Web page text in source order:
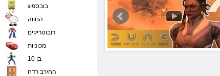
בובספוג
החווה
רובוטריקים
מכוניות
בן 10
החירב רדח